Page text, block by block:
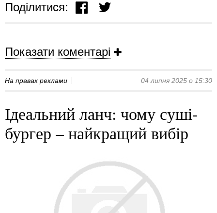
Поділитися:
Показати коментарі
На правах реклами 04 липня 2025 о 15:30
Ідеальний ланч: чому суші-
бургер – найкращий вибір